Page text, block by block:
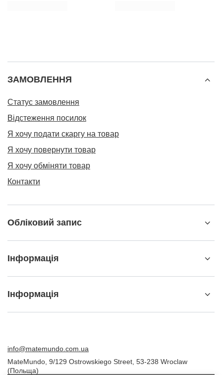
ЗАМОВЛЕННЯ
Статус замовлення
Відстеження посилок
Я хочу подати скаргу на товар
Я хочу повернути товар
Я хочу обміняти товар
Контакти
Обліковий запис
Інформація
Інформація
info@matemundo.com.ua
MateMundo 9/129 Ostrowskiego Street 53-238 Wroclaw
(Польща)